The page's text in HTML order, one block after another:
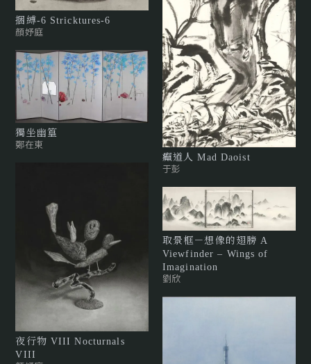
捆縛-6 Stricktures-6
顏妤庭
獨坐幽篁
鄭在東
夜行物 VIII Nocturnals
VIII
癲道人 Mad Daoist
于彭
取景框－想像的翅膀 A
Viewfinder – Wings of
Imagination
劉欣